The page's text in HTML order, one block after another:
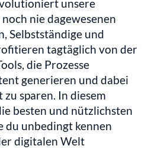
unsere
nie dagewesenen
Selbstständige und
tagtäglich von der
die Prozesse
generieren und dabei
sparen. In diesem
du unbedingt kennen
digitalen Welt